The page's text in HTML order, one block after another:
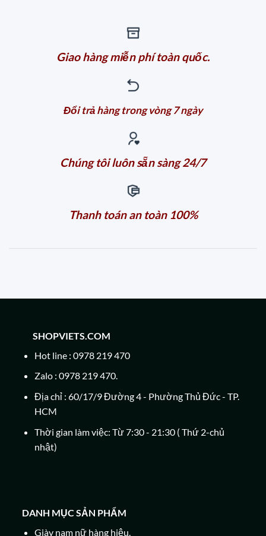
Giao hàng miễn phí toàn quốc.
Đổi trả hàng trong vòng 7 ngày
Chúng tôi luôn sẵn sàng 24/7
Thanh toán an toàn 100%
SHOPVIETS.COM
Hot line : 0978 219 470
Zalo : 0978 219 470.
Địa chỉ : 60/17/9 Đường 4 - Phường Thủ Đức - TP.
HCM
Thời gian làm việc: Từ 7:30 - 21:30 ( Thứ 2-chủ
nhật)
DANH MỤC SẢN PHẨM
Giày nam nữ hàng hiệu.